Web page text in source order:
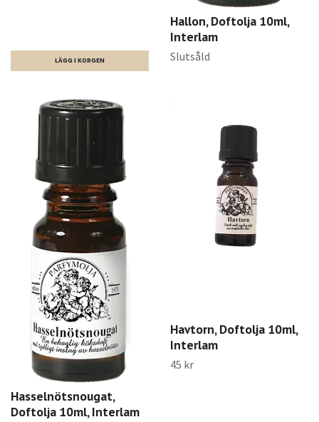
Hallon, Doftolja 10ml,
Interlam
Slutsåld
Hasselnötsnougat,
Doftolja 10ml, Interlam
Havtorn, Doftolja 10ml,
Interlam
45 kr